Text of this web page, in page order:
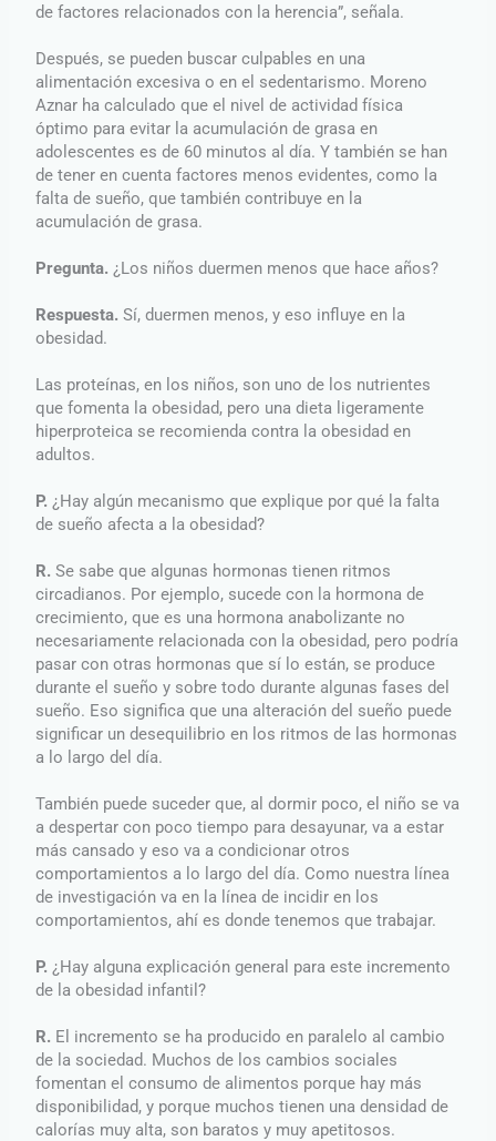
de factores relacionados con la herencia”, señala.
Después, se pueden buscar culpables en una
alimentación excesiva o en el sedentarismo. Moreno
Aznar ha calculado que el nivel de actividad física
óptimo para evitar la acumulación de grasa en
adolescentes es de 60 minutos al día. Y también se han
de tener en cuenta factores menos evidentes, como la
falta de sueño, que también contribuye en la
acumulación de grasa.
Pregunta. ¿Los niños duermen menos que hace años?
Respuesta. Sí, duermen menos, y eso influye en la
obesidad.
Las proteínas, en los niños, son uno de los nutrientes
que fomenta la obesidad, pero una dieta ligeramente
hiperproteica se recomienda contra la obesidad en
adultos.
P. ¿Hay algún mecanismo que explique por qué la falta
de sueño afecta a la obesidad?
R. Se sabe que algunas hormonas tienen ritmos
circadianos. Por ejemplo, sucede con la hormona de
crecimiento, que es una hormona anabolizante no
necesariamente relacionada con la obesidad, pero podría
pasar con otras hormonas que sí lo están, se produce
durante el sueño y sobre todo durante algunas fases del
sueño. Eso significa que una alteración del sueño puede
significar un desequilibrio en los ritmos de las hormonas
a lo largo del día.
También puede suceder que, al dormir poco, el niño se va
a despertar con poco tiempo para desayunar, va a estar
más cansado y eso va a condicionar otros
comportamientos a lo largo del día. Como nuestra línea
de investigación va en la línea de incidir en los
comportamientos, ahí es donde tenemos que trabajar.
P. ¿Hay alguna explicación general para este incremento
de la obesidad infantil?
R. El incremento se ha producido en paralelo al cambio
de la sociedad. Muchos de los cambios sociales
fomentan el consumo de alimentos porque hay más
disponibilidad, y porque muchos tienen una densidad de
calorías muy alta, son baratos y muy apetitosos.